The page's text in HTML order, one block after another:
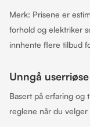
Merk: Prisene er
forhold og elektriker
innhente flere tilbud
Unngå
Basert på erfaring og
reglene når du